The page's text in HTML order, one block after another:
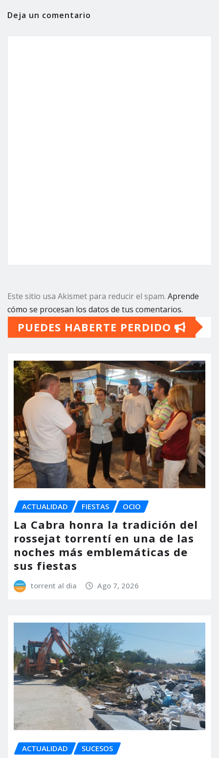
Deja un comentario
Este sitio usa Akismet para reducir el spam. Aprende
cómo se procesan los datos de tus comentarios.
PUEDES HABERTE PERDIDO
ACTUALIDAD FIESTAS OCIO
La Cabra honra la tradición del
rossejat torrentí en una de las
noches más emblemáticas de
sus fiestas
torrent al dia Ago 7, 2026
ACTUALIDAD SUCESOS